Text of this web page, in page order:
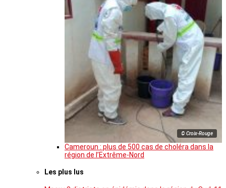
© Croix-Rouge
Cameroun : plus de 500 cas de choléra dans la
région de l’Extrême-Nord
Les plus lus